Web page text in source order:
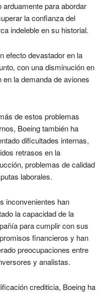
para abordar
la confianza del
indeleble en su historial.
efecto devastador en la
con una disminución en
la demanda de aviones
de estos problemas
Boeing también ha
dificultades internas,
retrasos en la
problemas de calidad
laborales.
inconvenientes han
la capacidad de la
para cumplir con sus
financieros y han
preocupaciones entre
y analistas.
crediticia, Boeing ha